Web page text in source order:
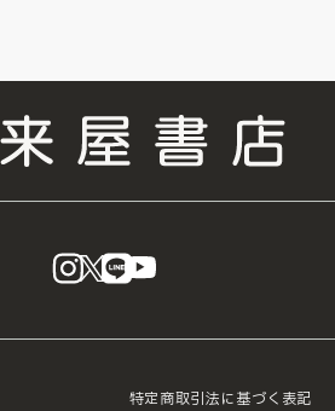
instagram
X LINE
特定商取引法に基づく表記